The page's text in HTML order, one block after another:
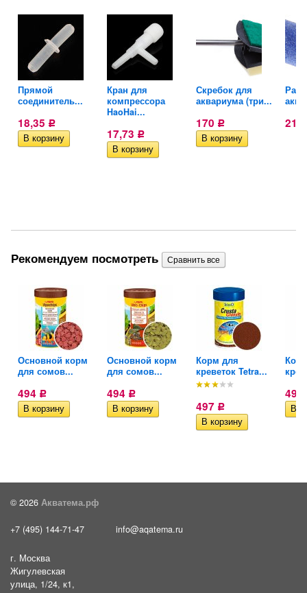
Прямой
соединитель...
18,35 Р
Кран для
компрессора
HaoHai...
17,73 Р
Скребок для
аквариума (три...
170 Р 21
Рекомендуем посмотреть
Основной корм
для сомов...
494 Р
Основной корм
для сомов...
494 Р
Корм для
креветок Tetra...
497 Р
497
© 2026 Акватема.рф
+7 (495) 144-71-47 info@aqatema.ru
г. Москва
Жигулевская
улица, 1/24, к1,